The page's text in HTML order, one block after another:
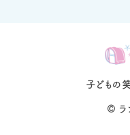
子どもの
© ラ